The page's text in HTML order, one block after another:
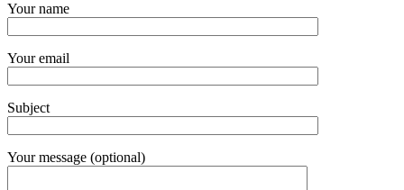
Your name
Your email
Subject
Your message (optional)